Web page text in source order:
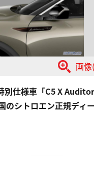
画
別仕様車「C5 X
のシトロエン正規ディ